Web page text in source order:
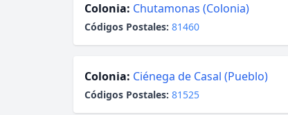
Colonia: Chutamonas (Colonia)
Códigos Postales: 81460
Colonia: Ciénega de Casal (Pueblo)
Códigos Postales: 81525